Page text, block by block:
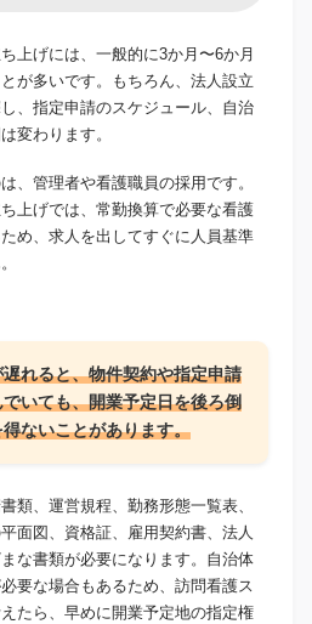
上げには、一般的に3か月〜6か月
が多いです。もちろん、法人設立
、指定申請のスケジュール、自治
変わります。
、管理者や看護職員の採用です。
上げでは、常勤換算で必要な看護
め、求人を出してすぐに人員基準
れると、物件契約や指定申請
いても、開業予定日を後ろ倒
ないことがあります。
類、運営規程、勤務形態一覧表、
面図、資格証、雇用契約書、法人
な書類が必要になります。自治体
要な場合もあるため、訪問看護ス
たら、早めに開業予定地の指定権